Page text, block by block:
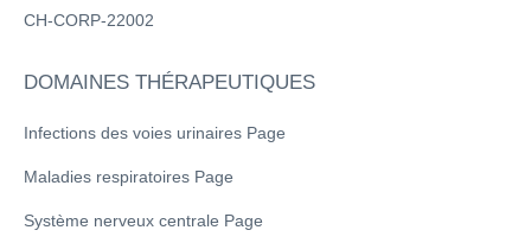
CH-CORP-22002
DOMAINES THÉRAPEUTIQUES
Infections des voies urinaires Page
Maladies respiratoires Page
Système nerveux centrale Page